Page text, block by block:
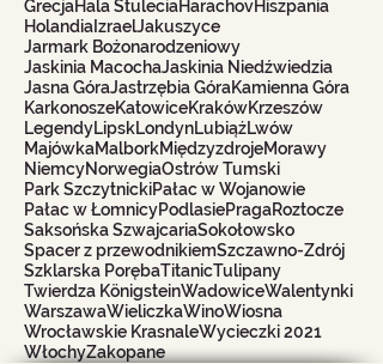
GrecjaHala StuleciaHarachovHiszpania
Holandia IzraelJakuszyce
Jarmark Bożonarodzeniowy
Jaskinia MacochaJaskinia Niedźwiedzia
Jasna GóraJastrzębia GóraKamienna Góra
KarkonoszeKatowiceKrakówKrzeszów
LegendyLipskLondynLubiążLwów
MajówkaMalborkMiędzyzdrojeMorawy
NiemcyNorwegiaOstrów Tumski
Park SzczytnickiPałac w Wojanowie
Pałac w ŁomnicyPodlasiePragaRoztocze
Saksońska SzwajcariaSokołowsko
Spacer z przewodnikiemSzczawno-Zdrój
Szklarska PorębaTitanicTulipany
Twierdza KönigsteinWadowiceWalentynki
WarszawaWieliczkaWinoWiosna
Wrocławskie KrasnaleWycieczki 2021
WłochyZakopane